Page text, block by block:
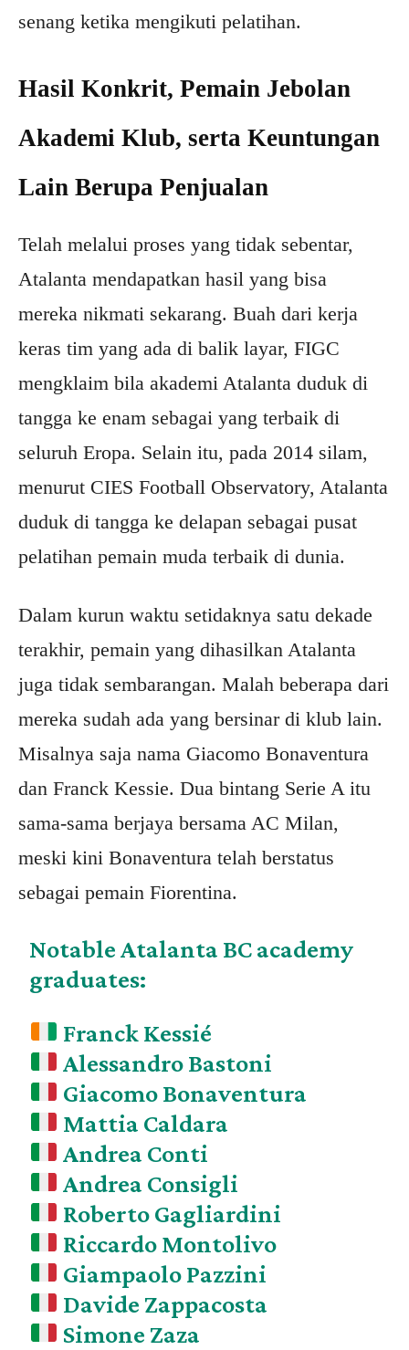
senang ketika mengikuti pelatihan.
Hasil Konkrit, Pemain Jebolan
Akademi Klub, serta Keuntungan
Lain Berupa Penjualan
Telah melalui proses yang tidak sebentar,
Atalanta mendapatkan hasil yang bisa
mereka nikmati sekarang. Buah dari kerja
keras tim yang ada di balik layar, FIGC
mengklaim bila akademi Atalanta duduk di
tangga ke enam sebagai yang terbaik di
seluruh Eropa. Selain itu, pada 2014 silam,
menurut CIES Football Observatory, Atalanta
duduk di tangga ke delapan sebagai pusat
pelatihan pemain muda terbaik di dunia.
Dalam kurun waktu setidaknya satu dekade
terakhir, pemain yang dihasilkan Atalanta
juga tidak sembarangan. Malah beberapa dari
mereka sudah ada yang bersinar di klub lain.
Misalnya saja nama Giacomo Bonaventura
dan Franck Kessie. Dua bintang Serie A itu
sama-sama berjaya bersama AC Milan,
meski kini Bonaventura telah berstatus
sebagai pemain Fiorentina.
Notable Atalanta BC academy
graduates:
Franck Kessié
Alessandro Bastoni
Giacomo Bonaventura
Mattia Caldara
Andrea Conti
Andrea Consigli
Roberto Gagliardini
Riccardo Montolivo
Giampaolo Pazzini
Davide Zappacosta
Simone Zaza